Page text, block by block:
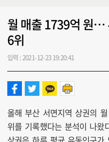
월 매출 1739억 원…
6위
입력 : 2021-12-23 19:20:41
올해 부산 서면지역 상권의
위를 기록했다는 분석이 나